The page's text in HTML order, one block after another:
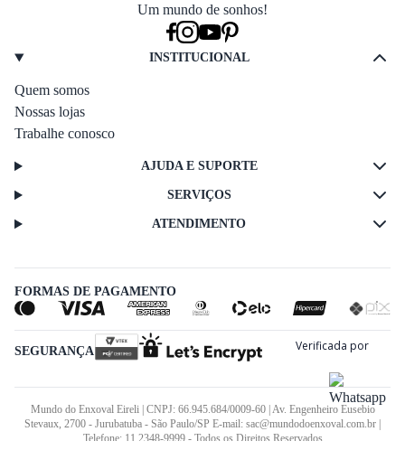
Um mundo de sonhos!
INSTITUCIONAL
Quem somos
Nossas lojas
Trabalhe conosco
AJUDA E SUPORTE
SERVIÇOS
ATENDIMENTO
FORMAS DE PAGAMENTO
SEGURANÇA
Mundo do Enxoval Eireli | CNPJ: 66.945.684/0009-60 | Av. Engenheiro Eusebio
Stevaux, 2700 - Jurubatuba - São Paulo/SP E-mail: sac@mundodoenxoval.com.br |
Telefone: 11 2348-9999 - Todos os Direitos Reservados